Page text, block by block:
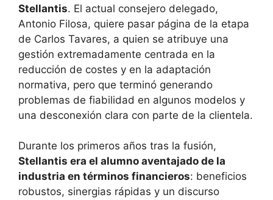
Stellantis. El actual consejero delegado,
Antonio Filosa, quiere pasar página de la etapa
de Carlos Tavares, a quien se atribuye una
gestión extremadamente centrada en la
reducción de costes y en la adaptación
normativa, pero que terminó generando
problemas de fiabilidad en algunos modelos y
una desconexión clara con parte de la clientela.
Durante los primeros años tras la fusión,
Stellantis era el alumno aventajado de la
industria en términos financieros: beneficios
robustos, sinergias rápidas y un discurso